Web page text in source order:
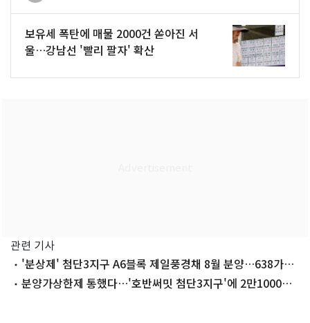
보유세 폭탄에 매물 2000건 쏟아진 서
울…강남선 '빨리 팔자' 확산
관련 기사
'분상제' 첨단3지구 A6블록 제일풍경채 8월 분양…638가구
규모분양가상한제 통했다…'호반써밋 첨단3지구'에 2만1000명